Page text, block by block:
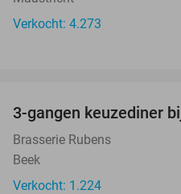
Verkocht: 4.273
3-gangen keuzediner
Brasserie Rubens
Beek
Verkocht: 1.224